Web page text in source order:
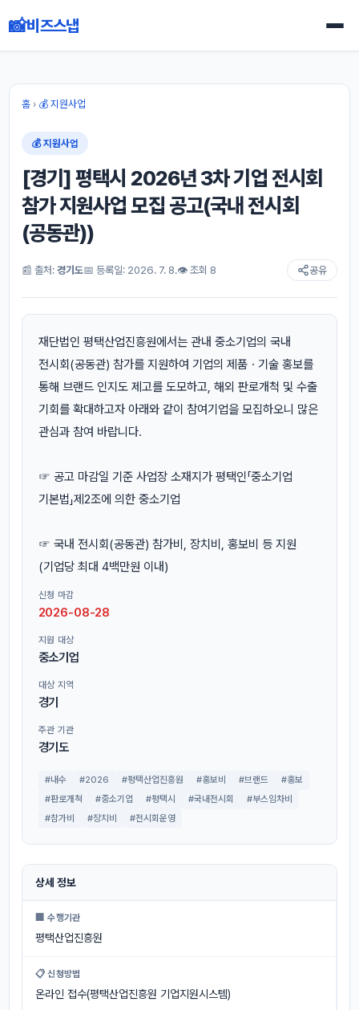
📸비즈스냅
홈› 💰 지원사업
💰 지원사업
[경기] 평택시 2026년 3차 기업 전시회
참가 지원사업 모집 공고(국내 전시회
(공동관))
📰 출처: 경기도📅 등록일: 2026. 7. 8.👁 조회 8 공유
재단법인 평택산업진흥원에서는 관내 중소기업의 국내
전시회(공동관) 참가를 지원하여 기업의 제품ㆍ기술 홍보를
통해 브랜드 인지도 제고를 도모하고, 해외 판로개척 및 수출
기회를 확대하고자 아래와 같이 참여기업을 모집하오니 많은
관심과 참여 바랍니다.
☞ 공고 마감일 기준 사업장 소재지가 평택인「중소기업
기본법」제2조에 의한 중소기업
☞ 국내 전시회(공동관) 참가비, 장치비, 홍보비 등 지원
(기업당 최대 4백만원 이내)
신청 마감
2026-08-28
지원 대상
중소기업
대상 지역
경기
주관 기관
경기도
#내수 #2026 #평택산업진흥원 #홍보비 #브랜드
#홍보
#판로개척
#중소기업 #평택시 #국내전시회
#부스임차비
#참가비
#장치비 #전시회운영
상세 정보
🏢 수행기관
평택산업진흥원
📋 신청방법
온라인 접수(평택산업진흥원 기업지원시스템)